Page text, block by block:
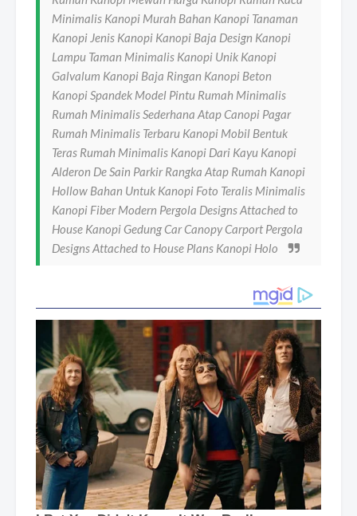
Minimalis Kanopi Murah Bahan Kanopi Tanaman
Kanopi Jenis Kanopi Kanopi Baja Design Kanopi
Lampu Taman Minimalis Kanopi Unik Kanopi
Galvalum Kanopi Baja Ringan Kanopi Beton
Kanopi Spandek Model Pintu Rumah Minimalis
Rumah Minimalis Sederhana Atap Canopi Pagar
Rumah Minimalis Terbaru Kanopi Mobil Bentuk
Teras Rumah Minimalis Kanopi Dari Kayu Kanopi
Alderon De Sain Parkir Rangka Atap Rumah Kanopi
Hollow Bahan Untuk Kanopi Foto Teralis Minimalis
Kanopi Fiber Modern Pergola Designs Attached to
House Kanopi Gedung Car Canopy Carport Pergola
Designs Attached to House Plans Kanopi Holo